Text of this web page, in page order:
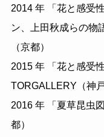
2014 年 「花と感受
ン、上田秋成らの物
（京都）
2015 年 「花と感受
TORGALLERY（神戸
2016 年 「夏草昆虫
都）